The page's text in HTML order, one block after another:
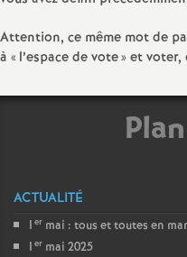
Attention, ce même mot de
à «l’espace de vote» et voter,
ACTUALITÉ
1 er mai : tous et toutes en
1 er mai 2025